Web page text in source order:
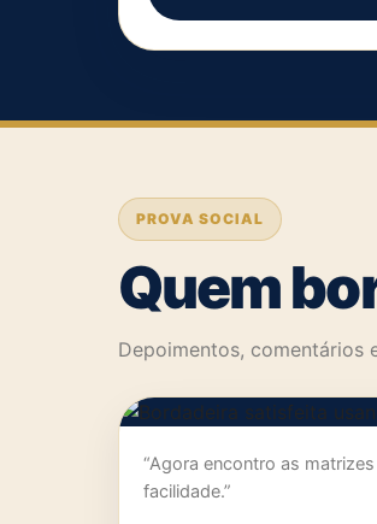
PROVA SOCIAL
Quem
Depoimentos, comentários
“Agora encontro as
facilidade.”